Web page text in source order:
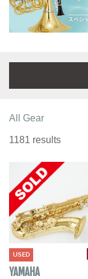
All Gear
1181 results
USED
YAMAHA